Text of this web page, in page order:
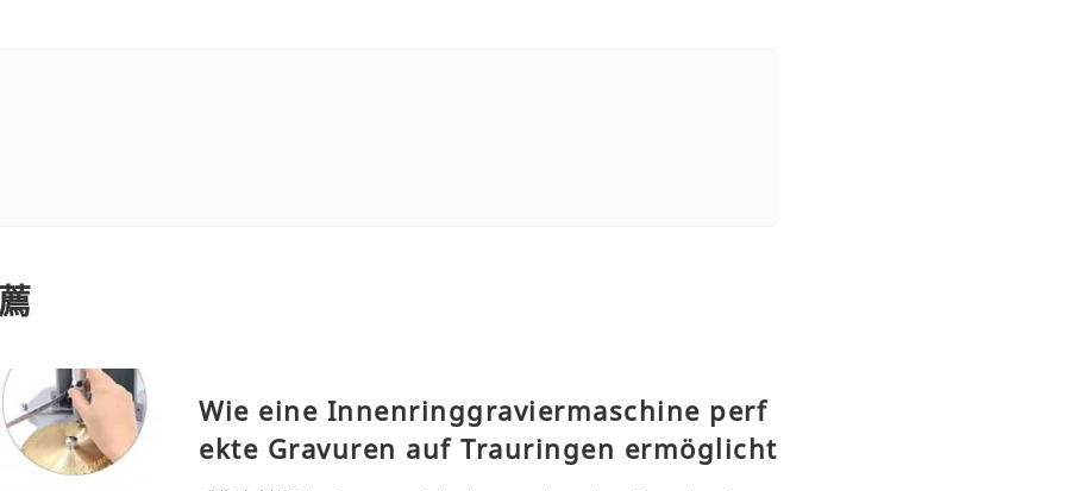
Wie eine Innenringgraviermaschine perf
ekte Gravuren auf Trauringen ermöglicht